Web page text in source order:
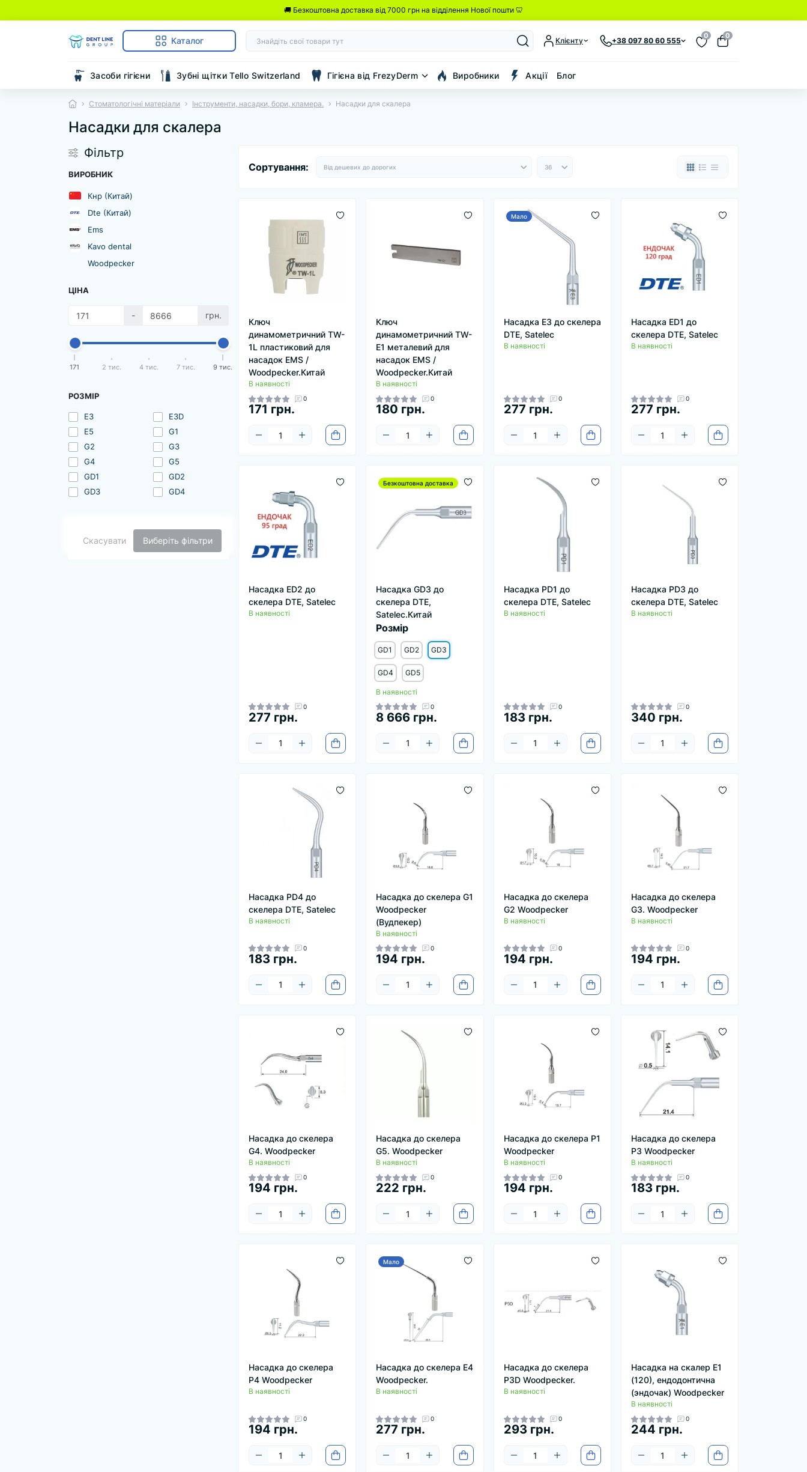
🚚 Безкоштовна доставка від 7000 грн на відділення Нової пошти 🦷
Каталог Клієнту +38 097 80 60 555
0 0
Засоби гігієни Зубні щітки Tello Switzerland Гігієна від FrezyDerm Виробники Акції Блог
Стоматологічні матеріали Інструменти, насадки, бори, кламера. Насадки для скалера
Насадки для скалера
Фільтр
ВИРОБНИК
Кнр (Китай)
Dte (Китай)
Ems
Kavo dental
Woodpecker
ЦІНА
- грн.
171 2 тис. 4 тис. 7 тис. 9 тис.
РОЗМІР
E3
E3D
E5
G1
G2
G3
G4
G5
GD1
GD2
GD3
GD4
Скасувати Виберіть фільтри
Сортування:
Ключ
динамометричний TW-
1L пластиковий для
насадок EMS /
Woodpecker.Китай
В наявності
0
171 грн.
Ключ
динамометричний TW-
E1 металевий для
насадок EMS /
Woodpecker.Китай
В наявності
0
180 грн.
Мало
Насадка E3 до скелера
DTE, Satelec
В наявності
0
277 грн.
Насадка ED1 до
скелера DTE, Satelec
В наявності
0
277 грн.
Насадка ED2 до
скелера DTE, Satelec
В наявності
0
277 грн.
Безкоштовна доставка
Насадка GD3 до
скелера DTE,
Satelec.Китай
Розмір
GD1 GD2 GD3
GD4 GD5
В наявності
0
8 666 грн.
Насадка PD1 до
скелера DTE, Satelec
В наявності
0
183 грн.
Насадка PD3 до
скелера DTE, Satelec
В наявності
0
340 грн.
Насадка PD4 до
скелера DTE, Satelec
В наявності
0
183 грн.
Насадка до скелера G1
Woodpecker
(Вудпекер)
В наявності
0
194 грн.
Насадка до скелера
G2 Woodpecker
В наявності
0
194 грн.
Насадка до скелера
G3. Woodpecker
В наявності
0
194 грн.
Насадка до скелера
G4. Woodpecker
В наявності
0
194 грн.
Насадка до скелера
G5. Woodpecker
В наявності
0
222 грн.
Насадка до скелера P1
Woodpecker
В наявності
0
194 грн.
Насадка до скелера
P3 Woodpecker
В наявності
0
183 грн.
Насадка до скелера
P4 Woodpecker
В наявності
0
194 грн.
Мало
Насадка до скелера E4
Woodpecker.
В наявності
0
277 грн.
Насадка до скелера
P3D Woodpecker.
В наявності
0
293 грн.
Насадка на скалер E1
(120), ендодонтична
(эндочак) Woodpecker
В наявності
0
244 грн.